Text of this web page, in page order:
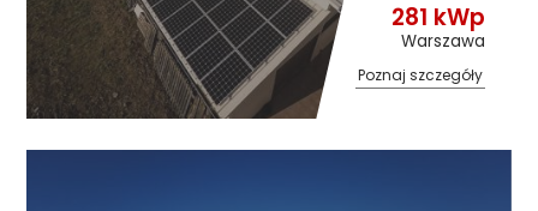
281 kWp
Warszawa
Poznaj szczegóły